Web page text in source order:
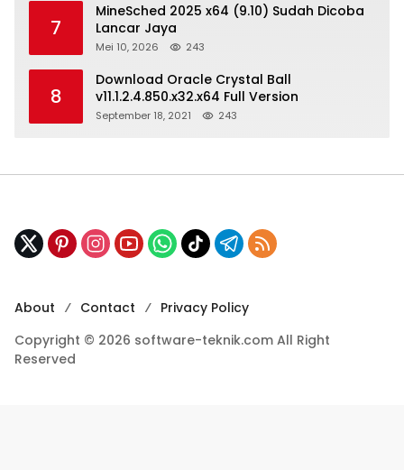
7
MineSched 2025 x64 (9.10) Sudah Dicoba
Lancar Jaya
Mei 10, 2026 243
8
Download Oracle Crystal Ball
v11.1.2.4.850.x32.x64 Full Version
September 18, 2021 243
About Contact
Privacy Policy
Copyright © 2026 software-teknik.com All Right
Reserved